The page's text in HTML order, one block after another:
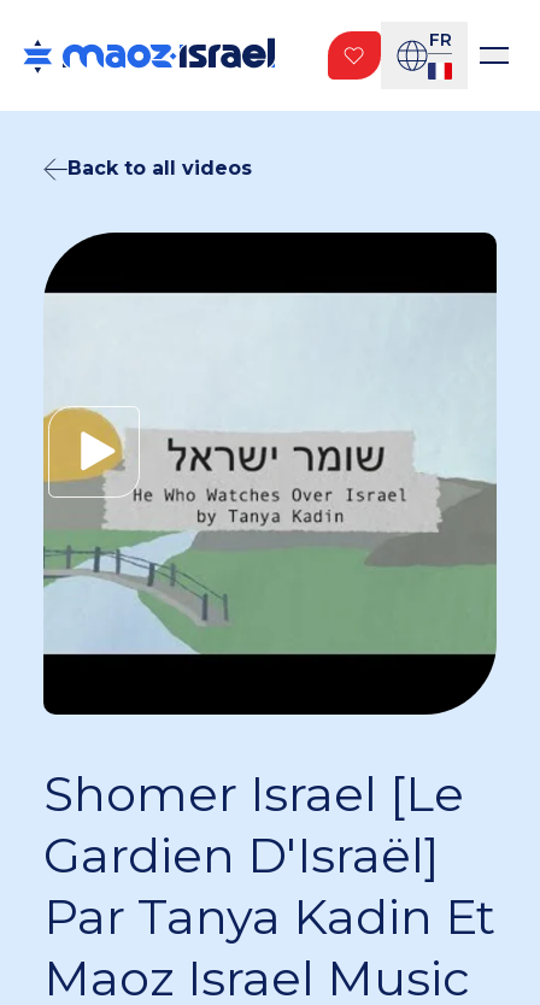
FR
Back to all videos
Shomer Israel [Le
Gardien D'Israël]
Par Tanya Kadin Et
Maoz Israel Music